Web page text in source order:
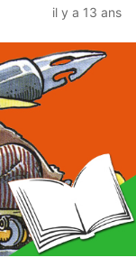
il y a 13 ans